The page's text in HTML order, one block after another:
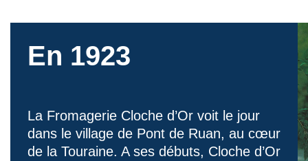
En 1923
La Fromagerie Cloche d’Or voit le jour
dans le village de Pont de Ruan, au cœur
de la Touraine. A ses débuts, Cloche d’Or